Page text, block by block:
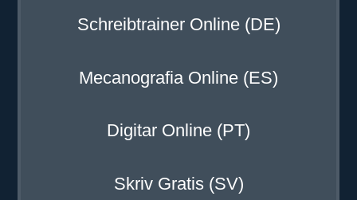
Schreibtrainer Online (DE)
Mecanografia Online (ES)
Digitar Online (PT)
Skriv Gratis (SV)